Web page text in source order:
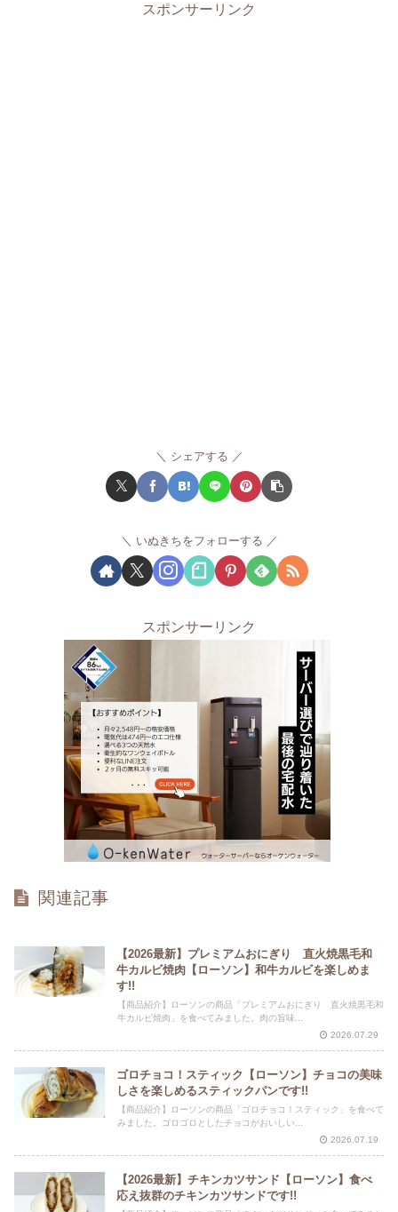
スポンサーリンク
シェアする
いぬきちをフォローする
スポンサーリンク
関連記事
【2026最新】プレミアムおにぎり 直火焼黒毛和
牛カルビ焼肉【ローソン】和牛カルビを楽しめま
す!!
【商品紹介】ローソンの商品「プレミアムおにぎり 直火焼黒毛和
牛カルビ焼肉」を食べてみました。肉の旨味...
2026.07.29
ゴロチョコ！スティック【ローソン】チョコの美味
しさを楽しめるスティックパンです!!
【商品紹介】ローソンの商品「ゴロチョコ！スティック」を食べて
みました。ゴロゴロとしたチョコがおいしい...
2026.07.19
【2026最新】チキンカツサンド【ローソン】食べ
応え抜群のチキンカツサンドです!!